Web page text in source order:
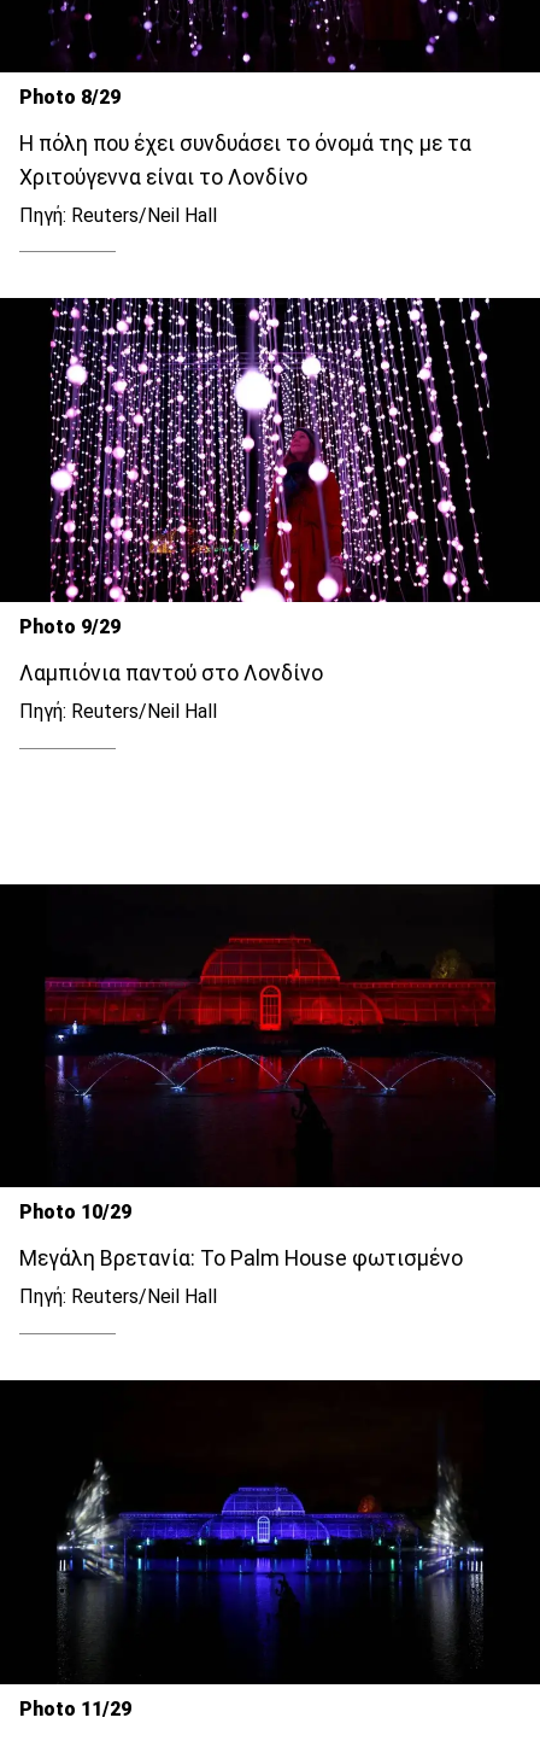
Photo 8/29
Η πόλη που έχει συνδυάσει το όνομά της με τα
Χριτούγεννα είναι το Λονδίνο
Πηγή: Reuters/Neil Hall
Photo 9/29
Λαμπιόνια παντού στο Λονδίνο
Πηγή: Reuters/Neil Hall
Photo 10/29
Μεγάλη Βρετανία: To Palm House φωτισμένο
Πηγή: Reuters/Neil Hall
Photo 11/29